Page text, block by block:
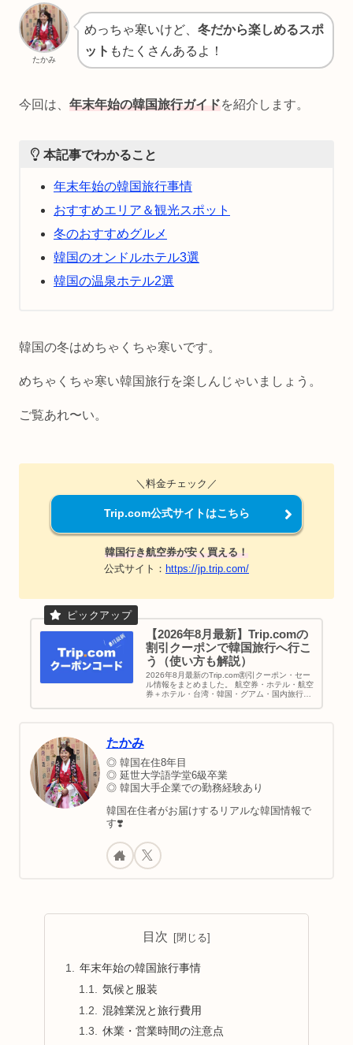
たかみ
めっちゃ寒いけど、 冬だから楽しめるスポ
ット もたくさんあるよ！
今回は、 年末年始の韓国旅行ガイドを紹介します。
本記事でわかること
年末年始の韓国旅行事情
おすすめエリア＆観光スポット
冬のおすすめグルメ
韓国のオンドルホテル3選
韓国の温泉ホテル2選
韓国の冬はめちゃくちゃ寒いです。
めちゃくちゃ寒い韓国旅行を楽しんじゃいましょう。
ご覧あれ〜い。
＼料金チェック／
Trip.com公式サイトはこちら
韓国行き航空券が安く買える！
公式サイト： https://jp.trip.com/
【2026年8月最新】Trip.comの
割引クーポンで韓国旅行へ行こ
う（使い方も解説）
2026年8月最新のTrip.com割引クーポン・セー
ル情報をまとめました。 航空券・ホテル・航空
券＋ホテル・台湾・韓国・グアム・国内旅行な
たかみ
◎ 韓国在住8年目
◎ 延世大学語学堂6級卒業
◎ 韓国大手企業での勤務経験あり
韓国在住者がお届けするリアルな韓国情報で
す❣️
目次
年末年始の韓国旅行事情
気候と服装
混雑業況と旅行費用
休業・営業時間の注意点